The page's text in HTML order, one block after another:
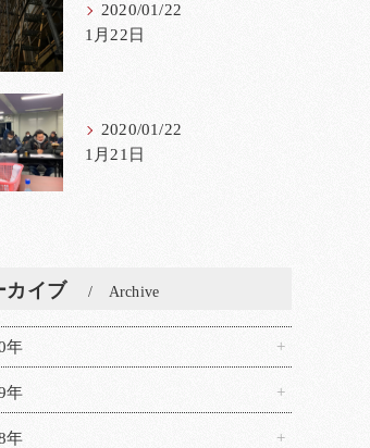
2020/01/22
1月22日
2020/01/22
1月21日
カイブ Archive
年
年
年